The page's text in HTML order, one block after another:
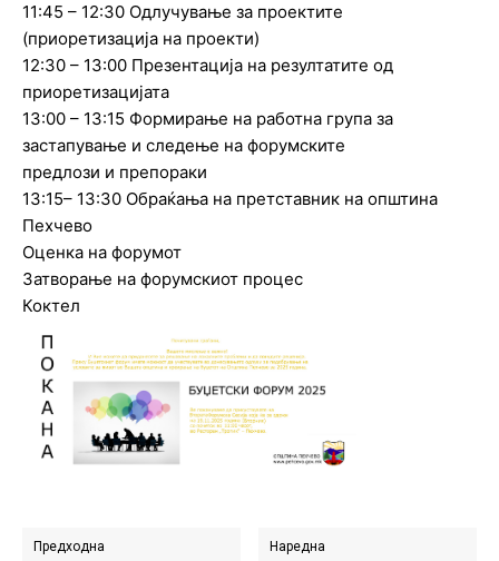
11:45 – 12:30 Одлучување за проектите
(приоретизација на проекти)
12:30 – 13:00 Презентација на резултатите од
приоретизацијата
13:00 – 13:15 Формирање на работна група за
застапување и следење на форумските
предлози и препораки
13:15– 13:30 Обраќања на претставник на општина
Пехчево
Оценка на форумот
Затворање на форумскиот процес
Коктел
Предходна Наредна